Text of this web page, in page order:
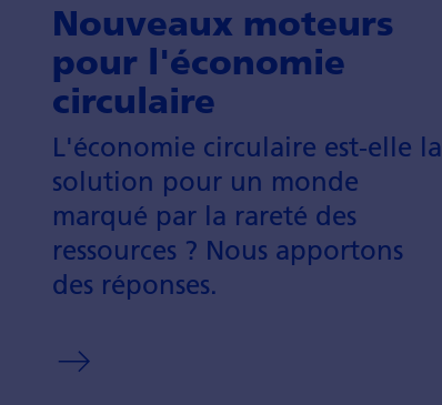
Nouveaux moteurs
pour l'économie
circulaire
L'économie circulaire est-elle la
so­lution pour un monde
marqué par la ra­reté des
ressour­ces ? Nous appor­tons
des répon­ses.